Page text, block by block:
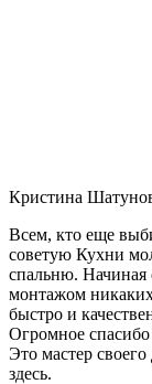
Кристина
Всем, кто еще
советую Кухни
спальню. Начиная
монтажом
быстро и
Огромное
Это мастер
здесь.